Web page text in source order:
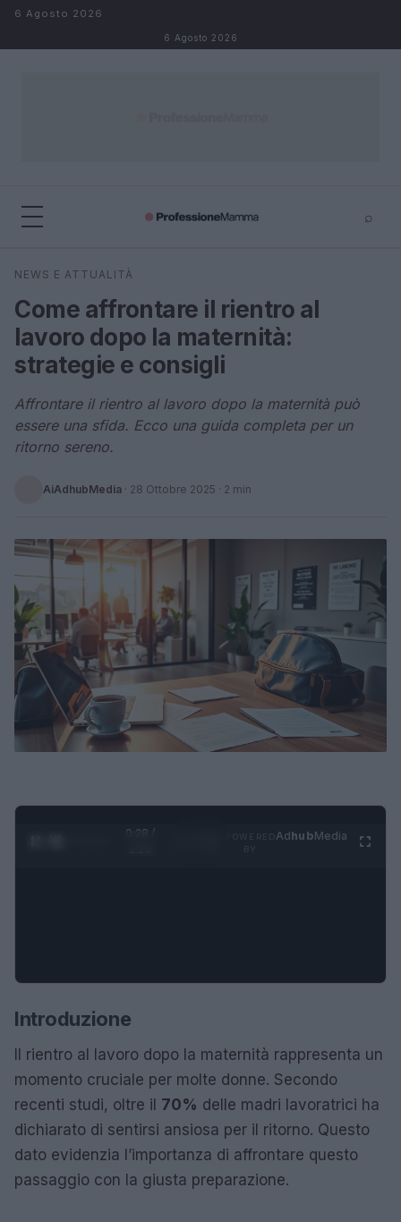
Salta al contenuto
6 Agosto 2026
6 Agosto 2026
⌕
Cerca
NEWS E ATTUALITÀ
Come affrontare il rientro al
lavoro dopo la maternità:
strategie e consigli
Affrontare il rientro al lavoro dopo la maternità può
essere una sfida. Ecco una guida completa per un
ritorno sereno.
AiAdhubMedia · 28 Ottobre 2025 · 2 min
0:29 /
AdhubMedia
Introduzione
Il rientro al lavoro dopo la maternità rappresenta un
momento cruciale per molte donne. Secondo
recenti studi, oltre il 70% delle madri lavoratrici ha
dichiarato di sentirsi ansiosa per il ritorno. Questo
dato evidenzia l’importanza di affrontare questo
passaggio con la giusta preparazione.